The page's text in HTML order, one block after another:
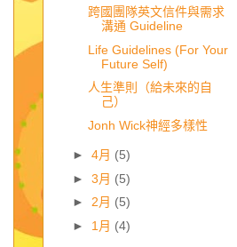
跨國團隊英文信件與需求
溝通 Guideline
Life Guidelines (For Your
Future Self)
人生準則（給未來的自
己）
Jonh Wick神經多樣性
► 4月 (5)
► 3月 (5)
► 2月 (5)
► 1月 (4)